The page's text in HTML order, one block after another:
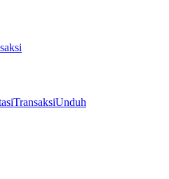
TransaksiUnduh